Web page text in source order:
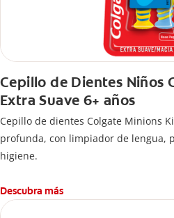
Cepillo de Dientes Niños
Extra Suave 6+ años
Cepillo de dientes Colgate Minions
profunda, con limpiador de lengua,
higiene.
Descubra más